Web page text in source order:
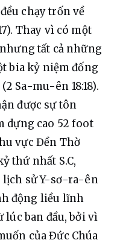
chạy trốn về
Thay vì có một
tất cả những
bia kỷ niệm đống
Sa-mu-ên 18:18).
được sự tôn
dựng cao 52 foot
vực Đền Thờ
thứ nhất S.C,
lịch sử Y-sơ-ra-ên
động liều lĩnh
lúc ban đầu, bởi vì
của Đức Chúa